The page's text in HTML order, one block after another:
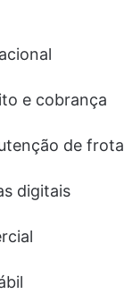
e cobrança
de frota
digitais